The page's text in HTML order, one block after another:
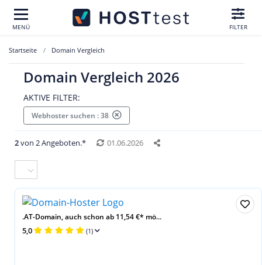
MENÜ FILTER
Startseite Domain Vergleich
Domain Vergleich 2026
AKTIVE FILTER:
Webhoster suchen : 38
2von 2 Angeboten.* 01.06.2026
.AT-Domain, auch schon ab 11,54 €* mö...
5,0 (1)